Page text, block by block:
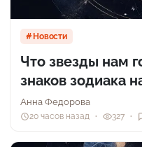
Новости
Что звезды нам
знаков зодиака
Анна Федорова
20 часов назад 327